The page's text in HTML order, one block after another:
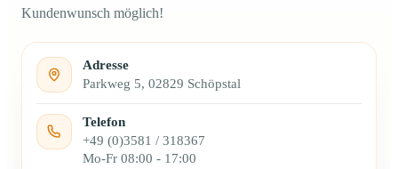
Kundenwunsch möglich!
Adresse
Parkweg 5, 02829 Schöpstal
Telefon
+49 (0)3581 / 318367
Mo-Fr 08:00 - 17:00